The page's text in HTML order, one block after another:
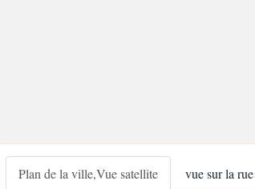
Plan de la ville,Vue satellite vue sur la rue